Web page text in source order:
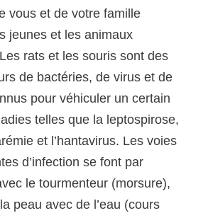
vous et de votre famille
jeunes et les animaux
rats et les souris sont des
de bactéries, de virus et de
pour véhiculer un certain
telles que la leptospirose,
et l’hantavirus. Les voies
d’infection se font par
le tourmenteur (morsure),
peau avec de l’eau (cours